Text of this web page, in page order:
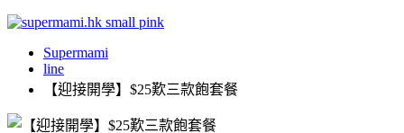
Supermami
line
【迎接開學】$25歎三款飽套餐